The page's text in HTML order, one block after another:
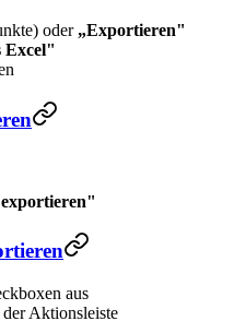
oder „Exportieren"
Excel"
aus
Aktionsleiste